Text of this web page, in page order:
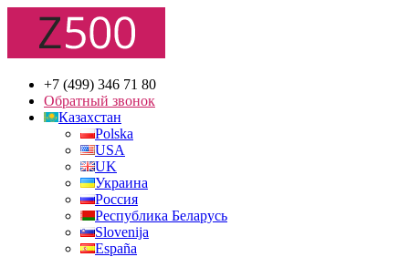
+7 (499) 346 71 80
Обратный звонок
Казахстан
Polska
USA
UK
Украина
Россия
Республика Беларусь
Slovenija
España